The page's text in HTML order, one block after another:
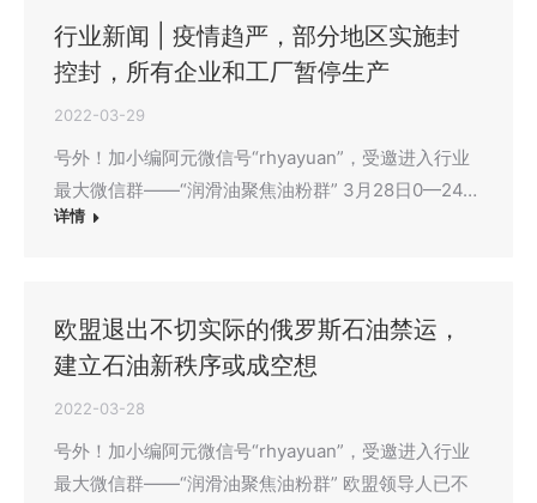
行业新闻 | 疫情趋严，部分地区实施封
控封，所有企业和工厂暂停生产
2022-03-29
号外！加小编阿元微信号“rhyayuan”，受邀进入行业
最大微信群——“润滑油聚焦油粉群” 3月28日0—24…
详情
欧盟退出不切实际的俄罗斯石油禁运，
建立石油新秩序或成空想
2022-03-28
号外！加小编阿元微信号“rhyayuan”，受邀进入行业
最大微信群——“润滑油聚焦油粉群” 欧盟领导人已不